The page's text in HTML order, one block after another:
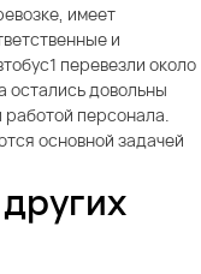
имеет
и
перевезли около
остались довольны
персонала.
основной задачей